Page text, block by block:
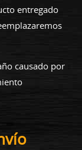
entregado
causado por